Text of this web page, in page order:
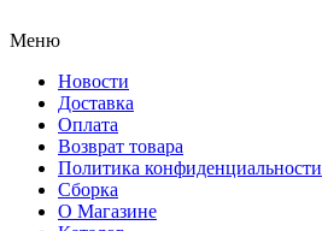
Меню
Новости
Доставка
Оплата
Возврат товара
Политика конфиденциальности
Сборка
О Магазине